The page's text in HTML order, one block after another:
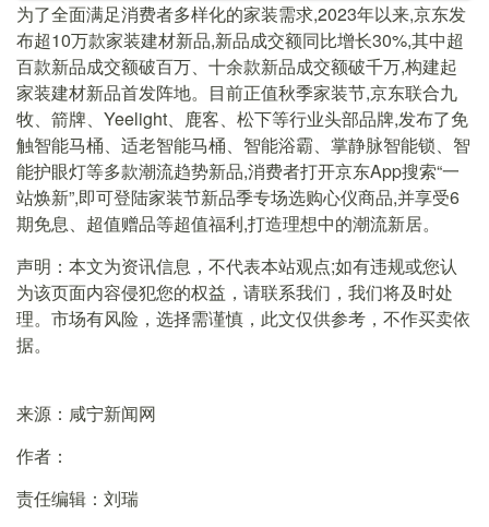
为了全面满足消费者多样化的家装需求,2023年以来,京东发
布超10万款家装建材新品,新品成交额同比增长30%,其中超
百款新品成交额破百万、十余款新品成交额破千万,构建起
家装建材新品首发阵地。目前正值秋季家装节,京东联合九
牧、箭牌、Yeelight、鹿客、松下等行业头部品牌,发布了免
触智能马桶、适老智能马桶、智能浴霸、掌静脉智能锁、智
能护眼灯等多款潮流趋势新品,消费者打开京东App搜索“一
站焕新”,即可登陆家装节新品季专场选购心仪商品,并享受6
期免息、超值赠品等超值福利,打造理想中的潮流新居。
声明：本文为资讯信息，不代表本站观点;如有违规或您认
为该页面内容侵犯您的权益，请联系我们，我们将及时处
理。市场有风险，选择需谨慎，此文仅供参考，不作买卖依
据。
来源：咸宁新闻网
作者：
责任编辑：刘瑞